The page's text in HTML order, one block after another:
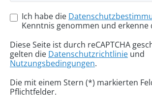
Ich habe die
Kenntnis genommen und erkenne
Diese Seite ist durch reCAPTCHA
gelten die Datenschutzrichtlinie und
Nutzungsbedingungen.
Die mit einem Stern (*) markierten
Pflichtfelder.